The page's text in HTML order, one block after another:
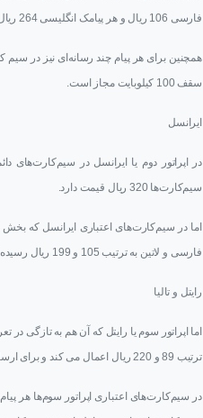
فارسی 106 ریال و هر پیامک انگلیسی 264 ریال هزینه به دنبال دارد.
سقف 100 کیلوبایت مجاز است.
ایرانسل
سیم‌کارت‌ها 320 ریال قیمت دارد.
اما در سیم‌کارت‌های اعتباری ایرانسل که
فارسی و لاتین به ترتیب 105 و 199 ریال رسیده است. هزینه ارسال پیام چند رسانه‌ای نیز دراین سیم‌کارت‌ها 199 ریال است.
رایتل و تالیا
اما اپراتور سوم یا رایتل که آن هم به تازگی
ترتیب 89 و 220 ریال اعمال می کند و برای ارسال هر پیام چند رسانه‌ای نیز تعرفه‌ای 400 ریالی به ازای 300 کیلوبایت در نظر گرفته است.